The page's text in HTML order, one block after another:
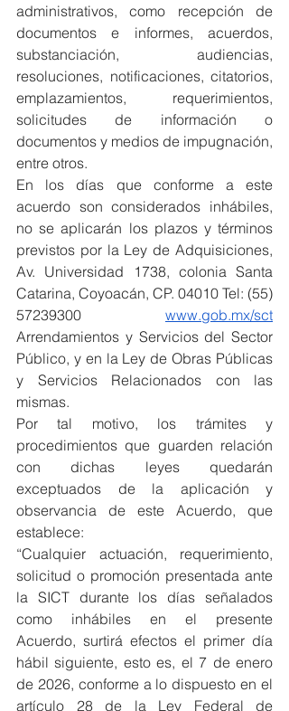
administrativos, como recepción de
documentos e informes, acuerdos,
substanciación, audiencias,
resoluciones, notificaciones, citatorios,
emplazamientos, requerimientos,
solicitudes de información o
documentos y medios de impugnación,
entre otros.
En los días que conforme a este
acuerdo son considerados inhábiles,
no se aplicarán los plazos y términos
previstos por la Ley de Adquisiciones,
Av. Universidad 1738, colonia Santa
Catarina, Coyoacán, CP. 04010 Tel: (55)
57239300 www.gob.mx/sct
Arrendamientos y Servicios del Sector
Público, y en la Ley de Obras Públicas
y Servicios Relacionados con las
mismas.
Por tal motivo, los trámites y
procedimientos que guarden relación
con dichas leyes quedarán
exceptuados de la aplicación y
observancia de este Acuerdo, que
establece:
“Cualquier actuación, requerimiento,
solicitud o promoción presentada ante
la SICT durante los días señalados
como inhábiles en el presente
Acuerdo, surtirá efectos el primer día
hábil siguiente, esto es, el 7 de enero
de 2026, conforme a lo dispuesto en el
artículo 28 de la Ley Federal de